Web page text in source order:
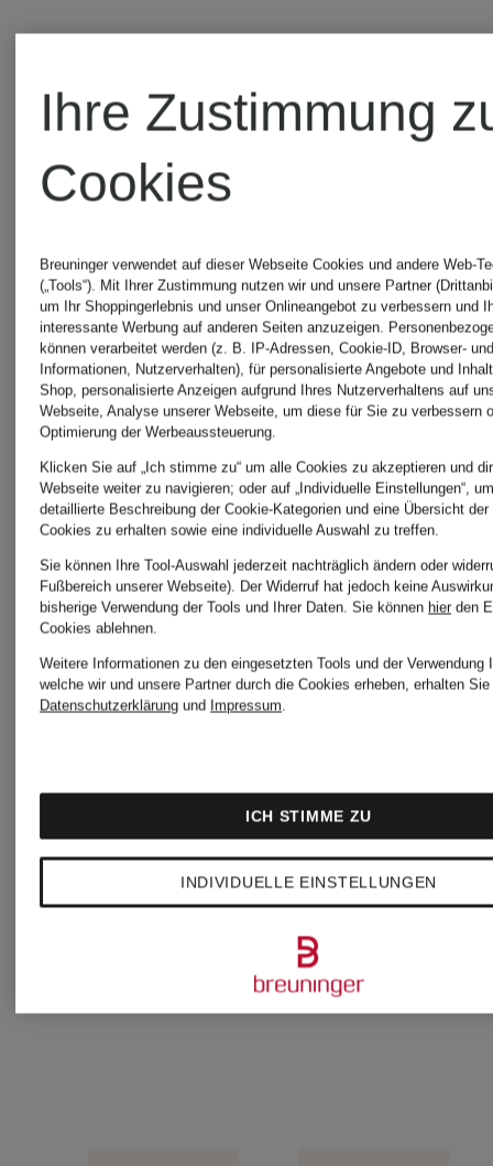
LIU JO
Shopper
109 €
LIU JO
99,99 €
Bestpreis:
164,99 €
Ihre Zustimmung
Cookies
Breuninger verwendet auf dieser Webseite Cookies und andere Web-
(„Tools“). Mit Ihrer Zustimmung nutzen wir und unsere Partner
um Ihr Shoppingerlebnis und unser Onlineangebot zu verbessern und
interessante Werbung auf anderen Seiten anzuzeigen.
können verarbeitet werden (z. B. IP-Adressen, Cookie-ID, Browser-
Informationen, Nutzerverhalten), für personalisierte Angebote und
Shop, personalisierte Anzeigen aufgrund Ihres Nutzerverhaltens auf
Webseite, Analyse unserer Webseite, um diese für Sie zu verbessern
Optimierung der Werbeaussteuerung.
Klicken Sie auf „Ich stimme zu“ um alle Cookies zu akzeptieren und
Webseite weiter zu navigieren; oder auf „Individuelle Einstellungen“,
detaillierte Beschreibung der Cookie-Kategorien und eine Übersicht
Cookies zu erhalten sowie eine individuelle Auswahl zu treffen.
Sie können Ihre Tool-Auswahl jederzeit nachträglich ändern oder
Fußbereich unserer Webseite). Der Widerruf hat jedoch keine
bisherige Verwendung der Tools und Ihrer Daten. Sie können hier den
Cookies ablehnen.
Weitere Informationen zu den eingesetzten Tools und der Verwendung
welche wir und unsere Partner durch die Cookies erheben, erhalten
Datenschutzerklärung und Impressum.
INDIVIDUELLE EINSTELLUNGEN
ICH STIMME ZU